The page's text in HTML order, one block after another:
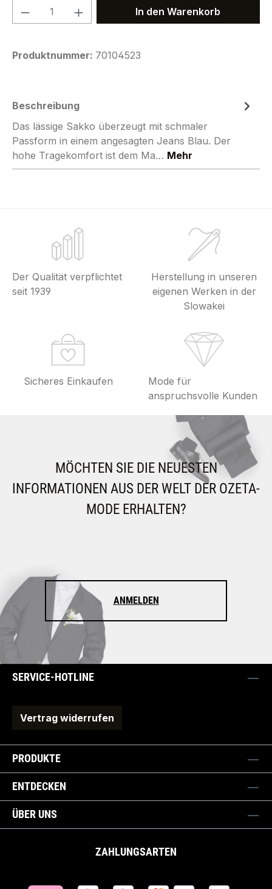
Produkt Anzahl: Gib denIn den Warenkorb
Produktnummer: 70104523
Beschreibung
Das lässige Sakko überzeugt mit schmaler
Passform in einem angesagten Jeans Blau. Der
hohe Tragekomfort ist dem Ma… Mehr
Der Qualität verpflichtet
seit 1939
Herstellung in unseren
eigenen Werken in der
Slowakei
Sicheres Einkaufen
Mode für
anspruchsvolle Kunden
MÖCHTEN SIE DIE NEUESTEN
INFORMATIONEN AUS DER WELT DER OZETA-
MODE ERHALTEN?
ANMELDEN
SERVICE-HOTLINE
Vertrag widerrufen
PRODUKTE
ENTDECKEN
ÜBER UNS
ZAHLUNGSARTEN